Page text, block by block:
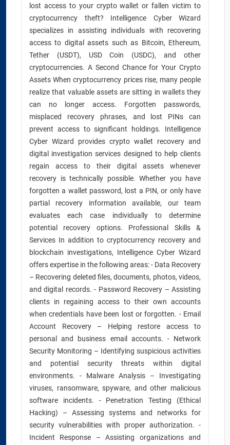
lost access to your crypto wallet or fallen victim to
cryptocurrency theft? Intelligence Cyber Wizard
specializes in assisting individuals with recovering
access to digital assets such as Bitcoin, Ethereum,
Tether (USDT), USD Coin (USDC), and other
cryptocurrencies. A Second Chance for Your Crypto
Assets When cryptocurrency prices rise, many people
realize that valuable assets are sitting in wallets they
can no longer access. Forgotten passwords,
misplaced recovery phrases, and lost PINs can
prevent access to significant holdings. Intelligence
Cyber Wizard provides crypto wallet recovery and
digital investigation services designed to help clients
regain access to their digital assets whenever
recovery is technically possible. Whether you have
forgotten a wallet password, lost a PIN, or only have
partial recovery information available, our team
evaluates each case individually to determine
potential recovery options. Professional Skills &
Services In addition to cryptocurrency recovery and
blockchain investigations, Intelligence Cyber Wizard
offers expertise in the following areas: - Data Recovery
– Recovering deleted files, documents, photos, videos,
and digital records. - Password Recovery – Assisting
clients in regaining access to their own accounts
when credentials have been lost or forgotten. - Email
Account Recovery – Helping restore access to
personal and business email accounts. - Network
Security Monitoring – Identifying suspicious activities
and potential security threats within digital
environments. - Malware Analysis – Investigating
viruses, ransomware, spyware, and other malicious
software incidents. - Penetration Testing (Ethical
Hacking) – Assessing systems and networks for
security vulnerabilities with proper authorization. -
Incident Response – Assisting organizations and